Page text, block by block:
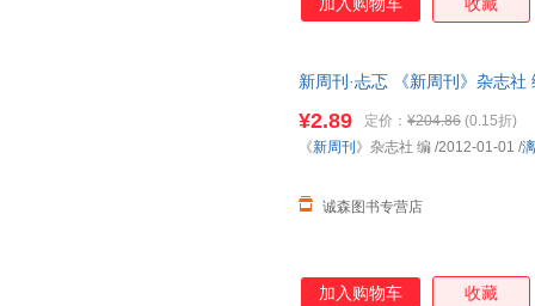
球调到振动模式、经济调到通
悦父母、两位肇事司机的行为
的痛苦》）2011《新》，记录
贵、我们如何安慰自己、中国
加入购物车 收藏
新周刊·忐忑 《新周刊》杂志
¥2.89 定价： ¥204.86 (0.15折)
诚森图书专营店
《新周刊 》杂志社 编 /2012-01-01 /
加入购物车 收藏